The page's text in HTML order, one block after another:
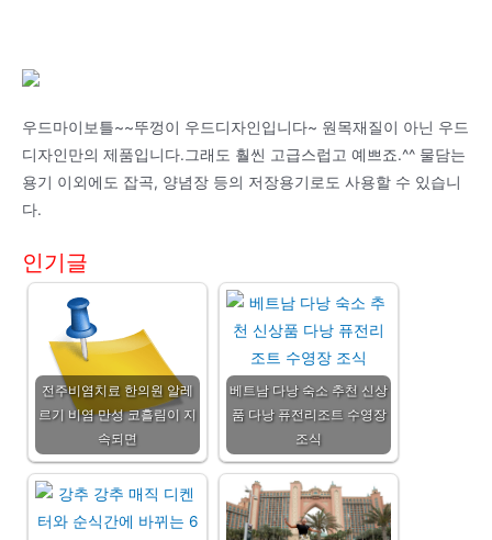
우드마이보틀~~뚜껑이 우드디자인입니다~ 원목재질이 아닌 우드
디자인만의 제품입니다.그래도 훨씬 고급스럽고 예쁘죠.^^ 물담는
용기 이외에도 잡곡, 양념장 등의 저장용기로도 사용할 수 있습니
다.
인기글
전주비염치료 한의원 알레
르기 비염 만성 코흘림이 지
속되면
베트남 다낭 숙소 추천 신상
품 다낭 퓨전리조트 수영장
조식